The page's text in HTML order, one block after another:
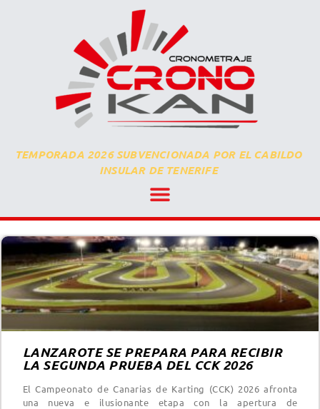
TEMPORADA 2026 SUBVENCIONADA POR EL CABILDO
INSULAR DE TENERIFE
LANZAROTE SE PREPARA PARA RECIBIR
LA SEGUNDA PRUEBA DEL CCK 2026
El Campeonato de Canarias de Karting (CCK) 2026 afronta
una nueva e ilusionante etapa con la apertura de